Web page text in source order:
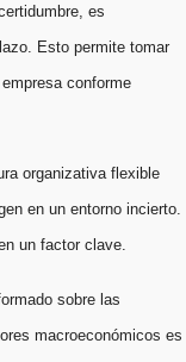
es
Esto permite tomar
conforme
organizativa flexible
en un entorno incierto.
un factor clave.
sobre las
macroeconómicos es